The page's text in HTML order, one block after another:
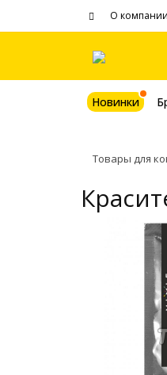
О компании
Новинки
Товары для